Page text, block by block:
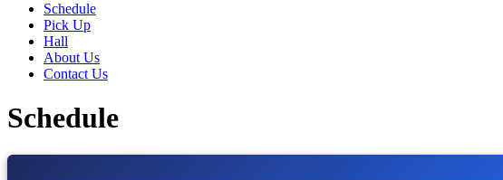
Schedule
Pick Up
Hall
About Us
Contact Us
Schedule